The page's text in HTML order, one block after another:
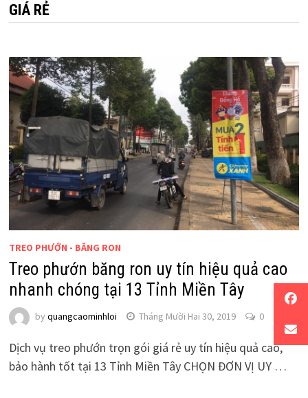
GIÁ RẺ
TREO PHƯỚN - BĂNG RON
Treo phướn băng ron uy tín hiệu quả cao
nhanh chóng tại 13 Tỉnh Miền Tây
by quangcaominhloi Tháng Mười Hai 30, 2019 0
Dịch vụ treo phướn trọn gói giá rẻ uy tín hiệu quả cao,
bảo hành tốt tại 13 Tỉnh Miền Tây CHỌN ĐƠN VỊ UY …